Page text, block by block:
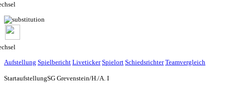
Aufstellung Spielbericht Liveticker Spielort Schiedsrichter Teamvergleich
StartaufstellungSG Grevenstein/H./A. I